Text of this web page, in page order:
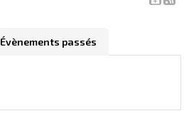
Évènements passés